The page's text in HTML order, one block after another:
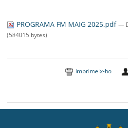
BELL-LLOC SOLUCIONA
PROGRAMA FM MAIG 2025.pdf—
(584015 bytes)
Imprimeix-ho